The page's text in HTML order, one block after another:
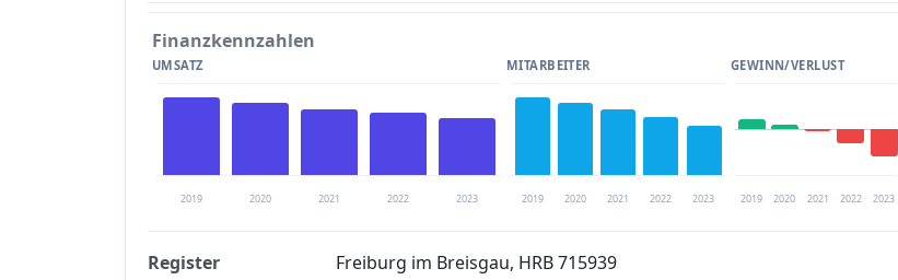
Finanzkennzahlen
UMSATZ
2019 2020 2021 2022 2023
MITARBEITER
2019 2020 2021 2022 2023
GEWINN/VERLUST
2019 2020 2021 2022 2023
Register
Freiburg im Breisgau, HRB 715939